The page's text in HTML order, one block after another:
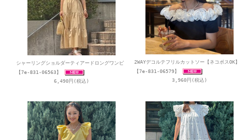
シャーリングショルダーティアードロングワンピ
【7e-831-06563】
6,490円(税込)
2WAYデコルテフリルカットソー【ネコポスOK】
【7e-831-06579】
3,960円(税込)